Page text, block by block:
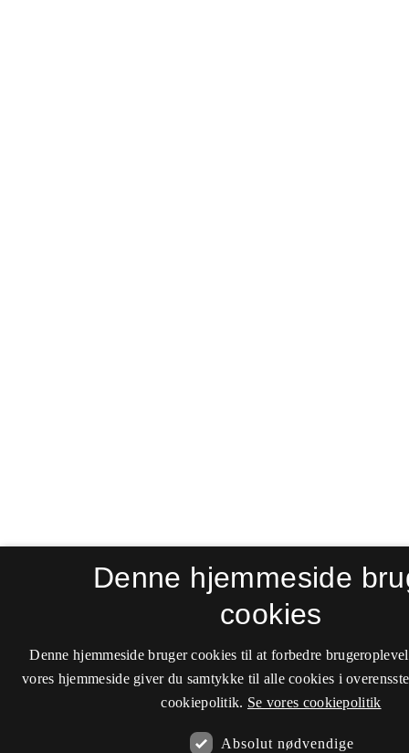
Denne hjemmeside
cookies
Denne hjemmeside bruger cookies til at forbedre
vores hjemmeside giver du samtykke til alle cookies i
cookiepolitik. Se vores cookiepolitik
Absolut nødvendige